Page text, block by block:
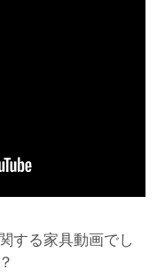
する家具動画でし